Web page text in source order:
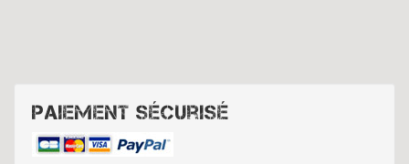
Paiement sécurisé